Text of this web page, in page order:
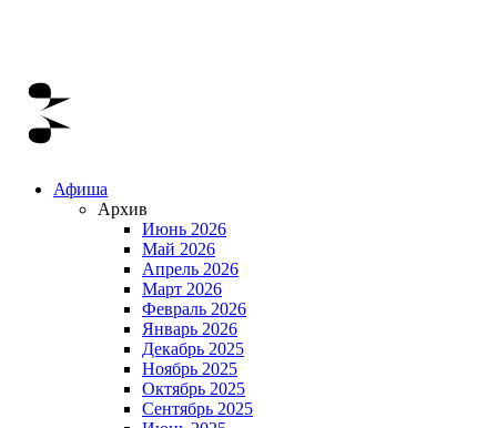
Афиша
Архив
Июнь 2026
Май 2026
Апрель 2026
Март 2026
Февраль 2026
Январь 2026
Декабрь 2025
Ноябрь 2025
Октябрь 2025
Сентябрь 2025